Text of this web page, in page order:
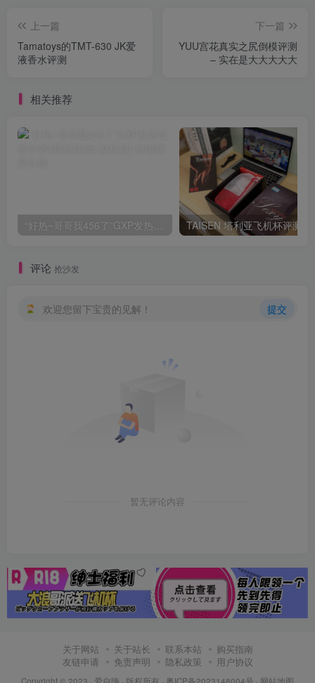
上一篇
Tamatoys的TMT-630 JK爱
液香水评测
下一篇
YUU宫花真实之尻倒模评测
– 实在是大大大大大
相关推荐
“好热~哥哥我456了”GXP发热试炼评测4星推荐[db:副标题]
评论 抢沙发
欢迎您留下宝贵的见解！ 提交
暂无评论内容
关于网站 关于站长 联系本站
购买指南
友链申请
免责声明 隐私政策 用户协议
Copyright © 2023 · 爱自嗨 · 版权所有 · 粤ICP备2023148004号 · 网站地图